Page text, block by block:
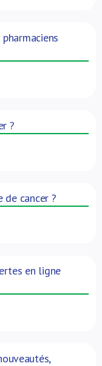
?
de cancer ?
en ligne